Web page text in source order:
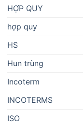
HỢP QUY
hợp quy
HS
Hun trùng
Incoterm
INCOTERMS
ISO